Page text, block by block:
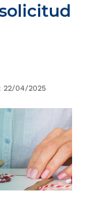
22/04/2025